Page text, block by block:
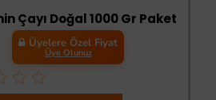
Çayı Doğal 1000 Gr Paket
Üyelere Özel Fiyat
Üye Olunuz